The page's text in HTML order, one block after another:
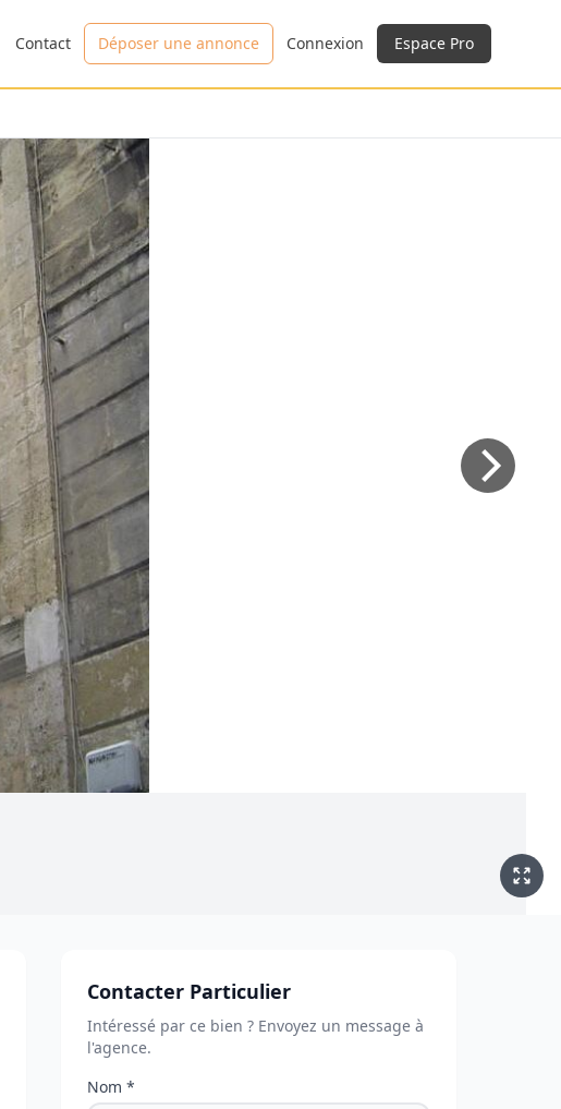
Contact Déposer une annonce Connexion Espace Pro
Contacter Particulier
Intéressé par ce bien ? Envoyez un message à
l'agence.
Nom *